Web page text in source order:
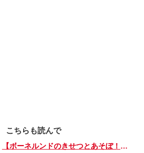
こちらも読んで
【ボーネルンドのきせつとあそぼ！】画用紙に、塗って、切って、貼って完成！ 夏を彩る元気なお花「カラフルサンフラワー」の作り方